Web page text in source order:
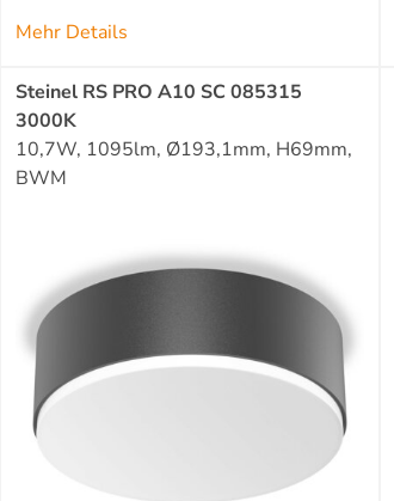
Mehr Details
Steinel RS PRO A10 SC 085315
3000K
10,7W, 1095lm, Ø193,1mm, H69mm,
BWM